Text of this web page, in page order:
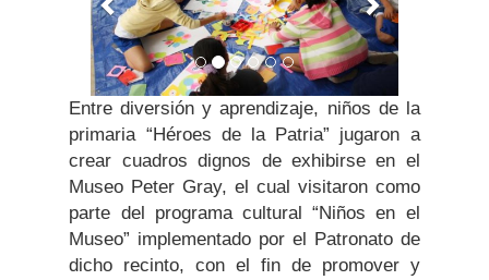
Entre diversión y aprendizaje, niños de la
primaria “Héroes de la Patria” jugaron a
crear cuadros dignos de exhibirse en el
Museo Peter Gray, el cual visitaron como
parte del programa cultural “Niños en el
Museo” implementado por el Patronato de
dicho recinto, con el fin de promover y